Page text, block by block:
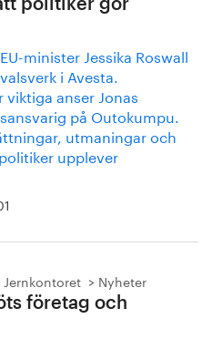
politiker gör
minister Jessika Roswall
i Avesta.
anser Jonas
på Outokumpu.
utmaningar och
upplever
Nyheter
företag och